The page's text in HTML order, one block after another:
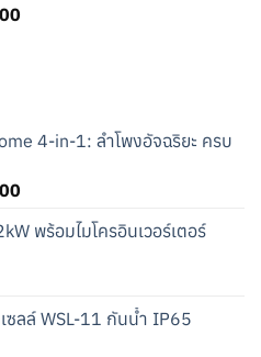
Current
4-in-1: ลำโพงอัจฉริยะ ครบ
Current
is:พร้อมไมโครอินเวอร์เตอร์
ซลล์ WSL-11 กันน้ำ IP65